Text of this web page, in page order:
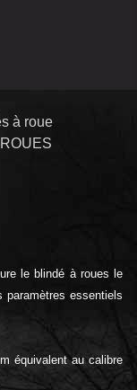
à roue
le blindé à roues le
essentiels
équivalent au calibre